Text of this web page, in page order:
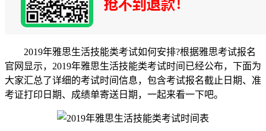
2019年雅思生活技能类考试如何安排?根据雅思考试报名
官网显示，2019年雅思生活技能类考试时间已经公布，下面为
大家汇总了详细的考试时间信息，包含考试报名截止日期、准
考证打印日期、成绩单寄送日期，一起来看一下吧。